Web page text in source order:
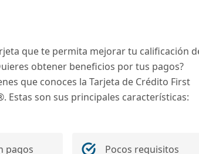
que te permita mejorar tu calificación
obtener beneficios por tus pagos?
que conoces la Tarjeta de Crédito First
Estas son sus principales características:
pagos Pocos requisitos